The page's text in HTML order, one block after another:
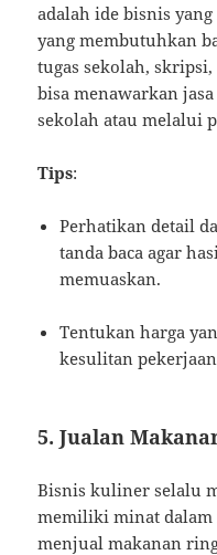
adalah ide bisnis
yang membutuhkan
tugas sekolah,
bisa menawarkan
sekolah atau melalui
Tips:
Perhatikan detail
tanda baca agar
memuaskan.
Tentukan harga
kesulitan
5.Jualan
Bisnis kuliner selalu
memiliki minat dalam
menjual makanan